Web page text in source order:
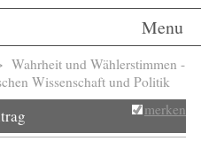
Menu
Wahrheit und Wählerstimmen -
Wissenschaft und Politik
merken